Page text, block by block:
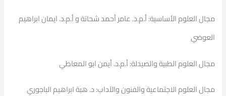
مجال العلوم الأساسية: أ.م.د. عامر أحمد شحاتة و أ.م.د. ايمان ابراهيم
العوضي
مجال العلوم الطبية والصيدلة: أ.م.د. أيمن ابو المعاطي
مجال العلوم الاجتماعية والفنون والآداب: د. هبة ابراهيم الباجوري